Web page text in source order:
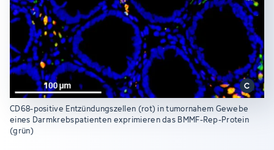
CD68-positive Entzündungszellen (rot) in tumornahem Gewebe
eines Darmkrebspatienten exprimieren das BMMF-Rep-Protein
(grün)